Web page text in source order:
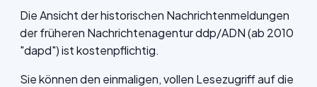
Die Ansicht der historischen Nachrichtenmeldungen
der früheren Nachrichtenagentur ddp/ADN (ab 2010
"dapd") ist kostenpflichtig.
Sie können den einmaligen, vollen Lesezugriff auf die